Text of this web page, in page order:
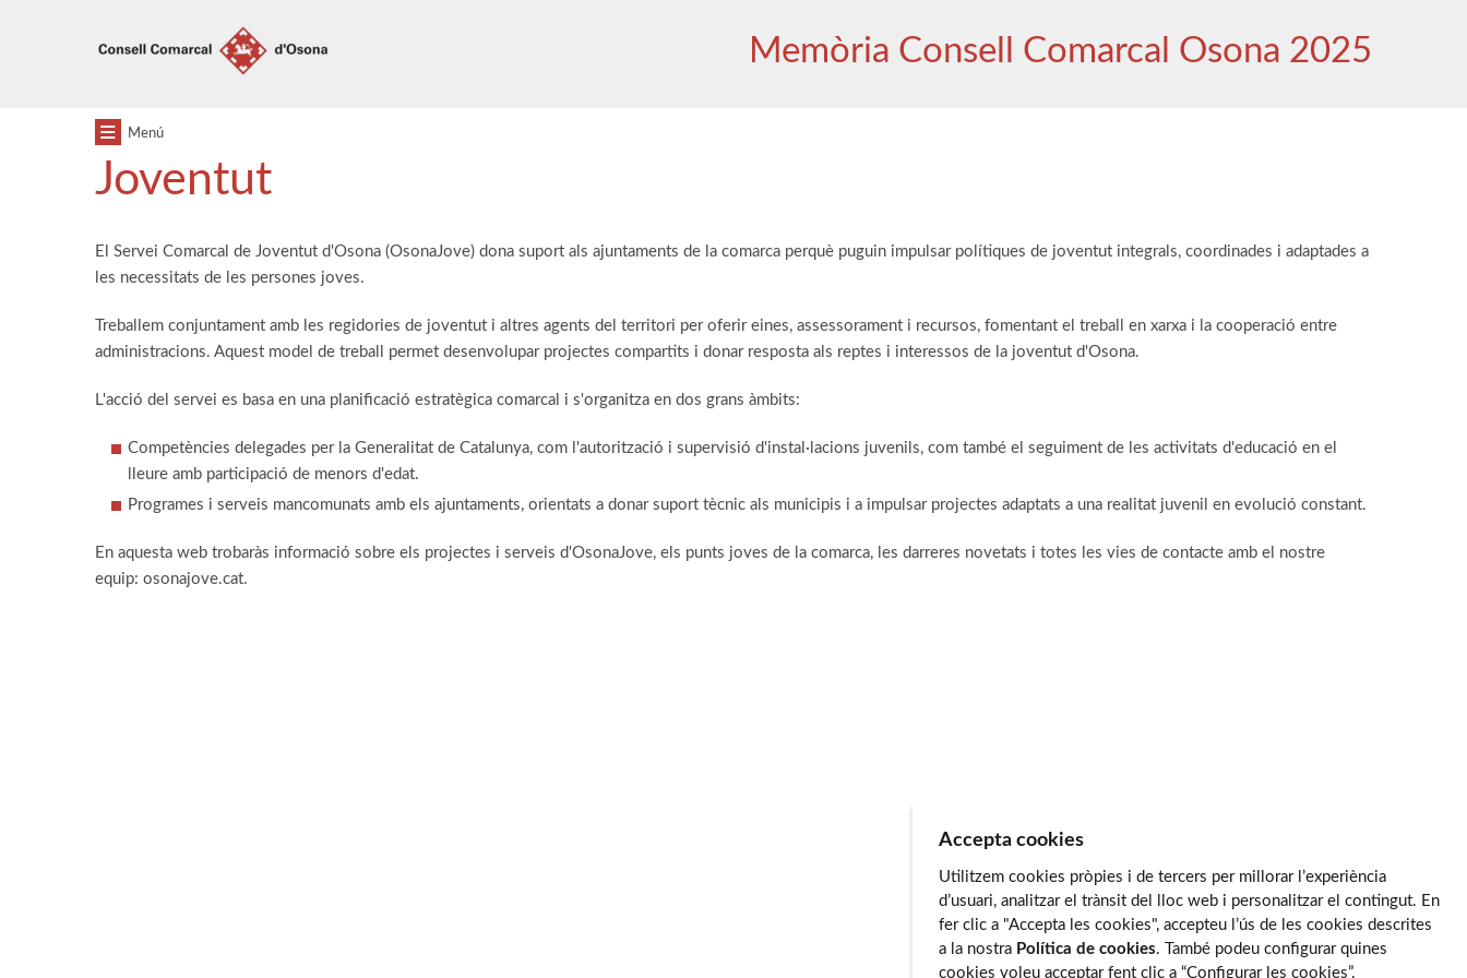
Memòria Consell Comarcal Osona 2025
Menú
Joventut
El Servei Comarcal de Joventut d'Osona (OsonaJove) dona suport als ajuntaments de la comarca perquè puguin impulsar polítiques de joventut integrals, coordinades i adaptades a
les necessitats de les persones joves.
Treballem conjuntament amb les regidories de joventut i altres agents del territori per oferir eines, assessorament i recursos, fomentant el treball en xarxa i la cooperació entre
administracions. Aquest model de treball permet desenvolupar projectes compartits i donar resposta als reptes i interessos de la joventut d'Osona.
L'acció del servei es basa en una planificació estratègica comarcal i s'organitza en dos grans àmbits:
Competències delegades per la Generalitat de Catalunya, com l'autorització i supervisió d'instal·lacions juvenils, com també el seguiment de les activitats d'educació en el
lleure amb participació de menors d'edat.
Programes i serveis mancomunats amb els ajuntaments, orientats a donar suport tècnic als municipis i a impulsar projectes adaptats a una realitat juvenil en evolució constant.
En aquesta web trobaràs informació sobre els projectes i serveis d'OsonaJove, els punts joves de la comarca, les darreres novetats i totes les vies de contacte amb el nostre
equip: osonajove.cat.
Accepta cookies
Utilitzem cookies pròpies i de tercers per millorar l’experiència
d’usuari, analitzar el trànsit del lloc web i personalitzar el contingut. En
fer clic a "Accepta les cookies", accepteu l’ús de les cookies descrites
a la nostra Política de cookies. També podeu configurar quines
cookies voleu acceptar fent clic a “Configurar les cookies”.